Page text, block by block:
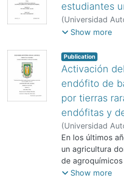
estudiantes
(Universidad
California.
Benítez, Sara
Show more
Publication
Activación
endófito de
por tierras
endófitas y
(Universidad
California,
Ileana;Beltrán
Valdez Salas,
En los últimos
un agricultura
de agroquímicos
opciones para
Show more